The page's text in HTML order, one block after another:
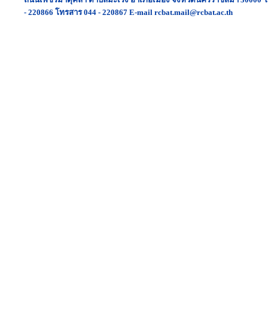
- 220866 โทรสาร 044 - 220867 E-mail rcbat.mail@rcbat.ac.th